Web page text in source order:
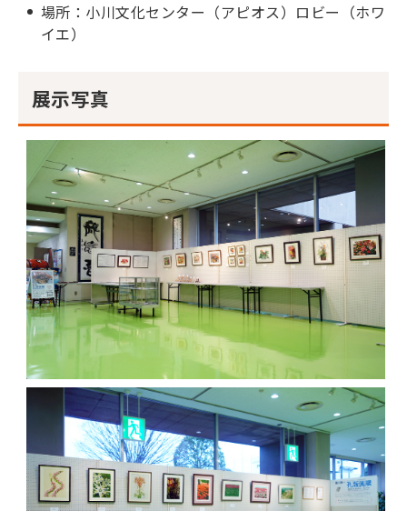
場所：小川文化センター（アピオス）ロビー（ホワ
イエ）
展示写真